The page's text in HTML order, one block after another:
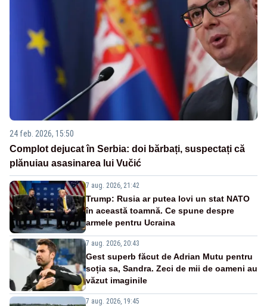
24 feb. 2026, 15:50
Complot dejucat în Serbia: doi bărbați, suspectați că
plănuiau asasinarea lui Vučić
7 aug. 2026, 21:42
Trump: Rusia ar putea lovi un stat NATO
în această toamnă. Ce spune despre
armele pentru Ucraina
7 aug. 2026, 20:43
Gest superb făcut de Adrian Mutu pentru
soția sa, Sandra. Zeci de mii de oameni au
văzut imaginile
7 aug. 2026, 19:45